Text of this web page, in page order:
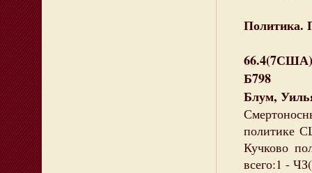
Политика.
66.4(7США)
Б798
Блум,
политике
Кучково
всего:1 -